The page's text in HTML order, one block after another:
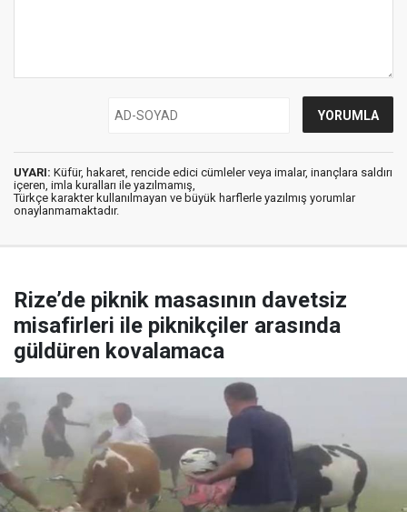
UYARI: Küfür, hakaret, rencide edici cümleler veya imalar, inançlara saldırı
içeren, imla kuralları ile yazılmamış,
Türkçe karakter kullanılmayan ve büyük harflerle yazılmış yorumlar
onaylanmamaktadır.
Rize’de piknik masasının davetsiz
misafirleri ile piknikçiler arasında
güldüren kovalamaca